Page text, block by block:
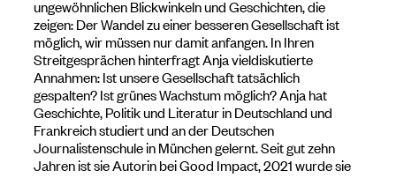
ungewöhnlichen Blickwinkeln und Geschichten, die
zeigen: Der Wandel zu einer besseren Gesellschaft ist
möglich, wir müssen nur damit anfangen. In Ihren
Streitgesprächen hinterfragt Anja vieldiskutierte
Annahmen: Ist unsere Gesellschaft tatsächlich
gespalten? Ist grünes Wachstum möglich? Anja hat
Geschichte, Politik und Literatur in Deutschland und
Frankreich studiert und an der Deutschen
Journalistenschule in München gelernt. Seit gut zehn
Jahren ist sie Autorin bei Good Impact, 2021 wurde sie